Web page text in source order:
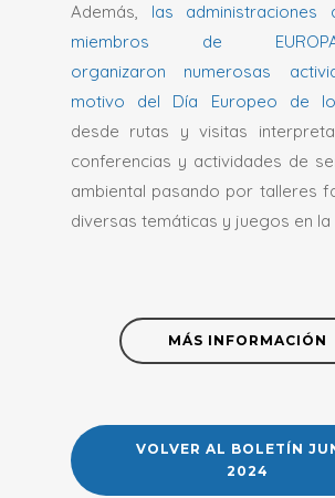
Además, las administraciones
miembros de
organizaron numerosas
motivo del Día Europeo de
desde rutas y visitas
conferencias y actividades de
ambiental pasando por talleres
diversas temáticas y juegos en la
MÁS INFORMACIÓN
VOLVER AL BOLETÍN
2024